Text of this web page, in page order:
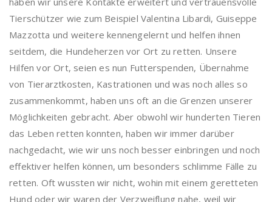
Tierschützer wie zum Beispiel Valentina Libardi, Guiseppe
Mazzotta und weitere kennengelernt und helfen ihnen
seitdem, die Hundeherzen vor Ort zu retten. Unsere
Hilfen vor Ort, seien es nun Futterspenden, Übernahme
von Tierarztkosten, Kastrationen und was noch alles so
zusammenkommt, haben uns oft an die Grenzen unserer
Möglichkeiten gebracht. Aber obwohl wir hunderten Tieren
das Leben retten konnten, haben wir immer darüber
nachgedacht, wie wir uns noch besser einbringen und noch
effektiver helfen können, um besonders schlimme Fälle zu
retten. Oft wussten wir nicht, wohin mit einem geretteten
Hund oder wir waren der Verzweiflung nahe, weil wir